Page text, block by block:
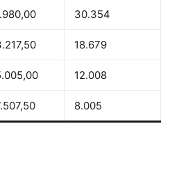
30.354
18.679
12.008
8.005